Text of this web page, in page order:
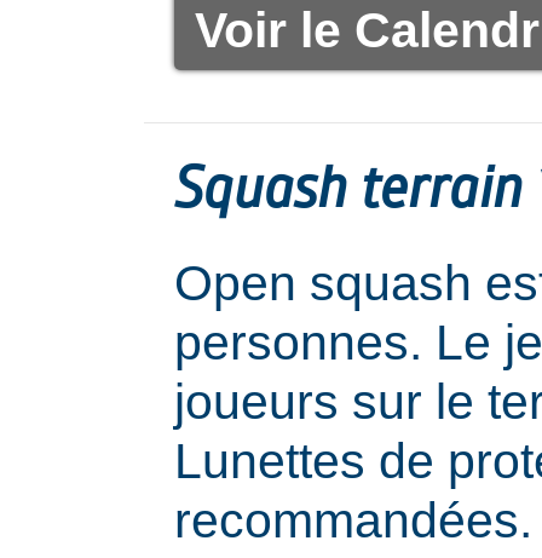
Voir le
Squash terrain
Open squash
personnes. Le
joueurs sur le
Lunettes de